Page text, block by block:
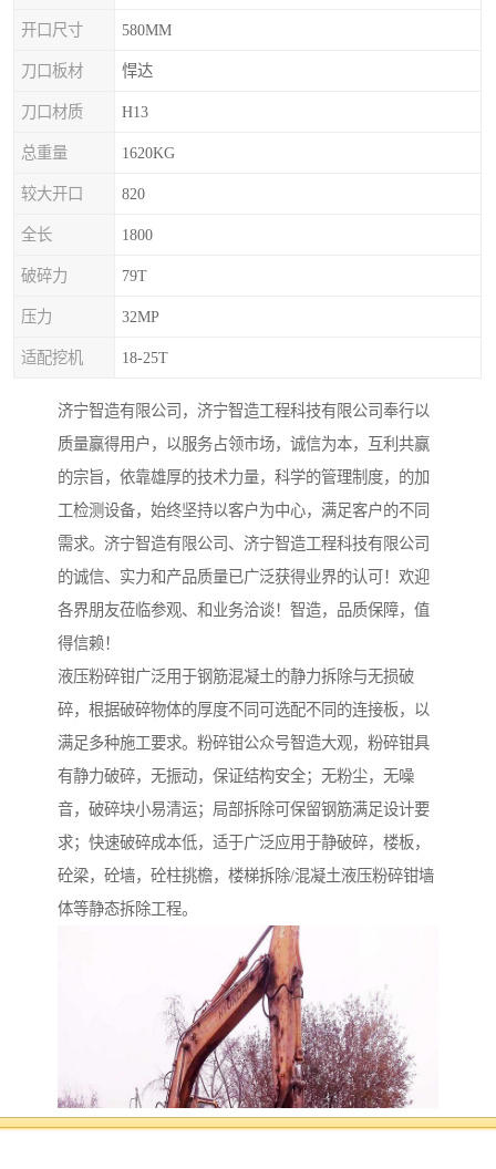
开口尺寸 580MM
刀口板材 悍达
刀口材质 H13
总重量 1620KG
较大开口 820
全长 1800
破碎力 79T
压力 32MP
适配挖机 18-25T
济宁智造有限公司，济宁智造工程科技有限公司奉行以
质量赢得用户，以服务占领市场，诚信为本，互利共赢
的宗旨，依靠雄厚的技术力量，科学的管理制度，的加
工检测设备，始终坚持以客户为中心，满足客户的不同
需求。济宁智造有限公司、济宁智造工程科技有限公司
的诚信、实力和产品质量已广泛获得业界的认可！欢迎
各界朋友莅临参观、和业务洽谈！智造，品质保障，值
得信赖！
液压粉碎钳广泛用于钢筋混凝土的静力拆除与无损破
碎，根据破碎物体的厚度不同可选配不同的连接板，以
满足多种施工要求。粉碎钳公众号智造大观，粉碎钳具
有静力破碎，无振动，保证结构安全；无粉尘，无噪
音，破碎块小易清运；局部拆除可保留钢筋满足设计要
求；快速破碎成本低，适于广泛应用于静破碎，楼板，
砼梁，砼墙，砼柱挑檐，楼梯拆除/混凝土液压粉碎钳墙
体等静态拆除工程。